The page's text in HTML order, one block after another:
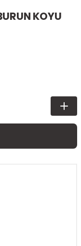
KOYU